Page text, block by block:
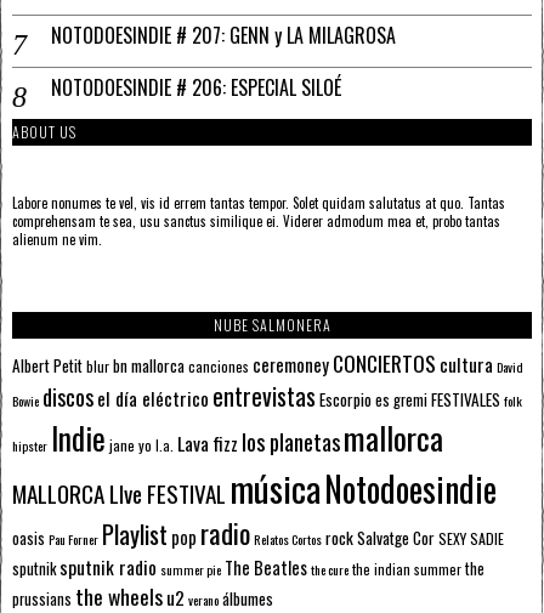
NOTODOESINDIE # 207: GENN y LA MILAGROSA
NOTODOESINDIE # 206: ESPECIAL SILOÉ
ABOUT US
Labore nonumes te vel, vis id errem tantas tempor. Solet quidam salutatus at quo. Tantas
comprehensam te sea, usu sanctus similique ei. Viderer admodum mea et, probo tantas
alienum ne vim.
NUBE SALMONERA
Albert Petitblurbn mallorcacanciones ceremoneyCONCIERTOS cultura David
Bowie discosel día eléctrico entrevistas Escorpioes gremiFESTIVALES folk
hipster Indie jane yo l.a. Lava fizz los planetasmallorca
MALLORCA LIve FESTIVAL músicaNotodoesindie
oasis Pau Forner Playlist pop radioRelatos CortosrockSalvatge CorSEXY SADIE
sputnik sputnik radio summer pie The Beatlesthe curethe indian summerthe
prussians the wheelsu2 veranoálbumes